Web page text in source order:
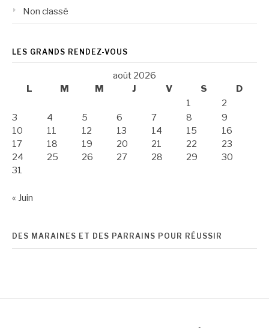
Non classé
LES GRANDS RENDEZ-VOUS
août 2026
L
M M J V S
D
1
2
3
4 5 6 7 8
9
10
11 12 13 14 15
16
17
18 19 20 21 22
23
24
25 26 27 28 29
30
31
« Juin
DES MARAINES ET DES PARRAINS POUR RÉUSSIR